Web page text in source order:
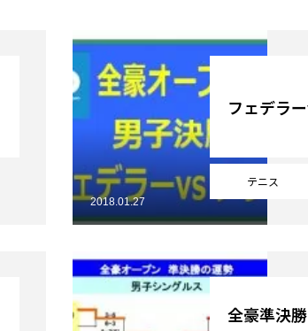
テニス
フェデラ
2018.01.27
全豪準決